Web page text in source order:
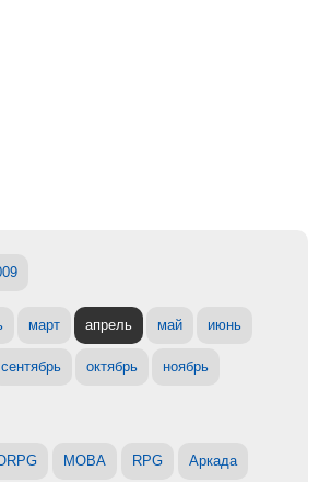
март апрель май июнь
сентябрь октябрь ноябрь
MOBA RPG Аркада